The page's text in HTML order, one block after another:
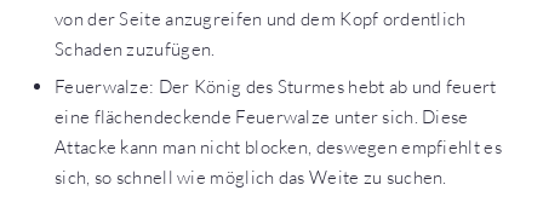
von der Seite anzugreifen und dem Kopf ordentlich
Schaden zuzufügen.
Feuerwalze: Der König des Sturmes hebt ab und feuert
eine flächendeckende Feuerwalze unter sich. Diese
Attacke kann man nicht blocken, deswegen empfiehlt es
sich, so schnell wie möglich das Weite zu suchen.